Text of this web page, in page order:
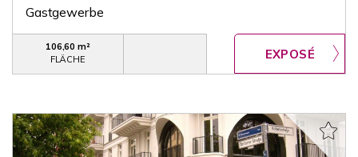
Gastgewerbe
106,60 m²
FLÄCHE